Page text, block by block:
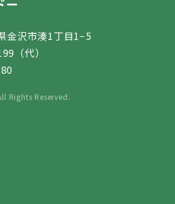
ー
金沢市湊1丁目1−5
（代）
Rights Reserved.